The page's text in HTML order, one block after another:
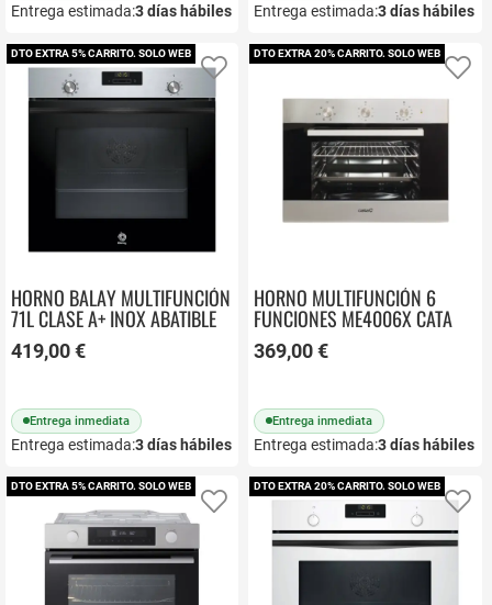
Entrega estimada:3días hábiles Entrega estimada:3días hábiles
DTO EXTRA 5% CARRITO. SOLO WEB
Añadir a favoritos
HORNO BALAY MULTIFUNCIÓN
71L CLASE A+ INOX ABATIBLE
3HB4131X3
419,00 €
Entrega inmediata
Entrega estimada:3días hábiles
DTO EXTRA 20% CARRITO. SOLO WEB
HORNO MULTIFUNCIÓN 6
FUNCIONES ME4006X CATA
369,00 €
Entrega inmediata
Entrega estimada:3días hábiles
DTO EXTRA 5% CARRITO. SOLO WEB
Añadir a favoritos
DTO EXTRA 20% CARRITO. SOLO WEB